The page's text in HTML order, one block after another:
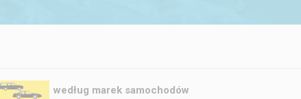
według marek samochodów